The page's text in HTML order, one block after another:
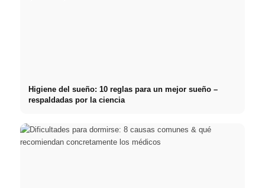
Higiene del sueño: 10 reglas para un mejor sueño –
respaldadas por la ciencia